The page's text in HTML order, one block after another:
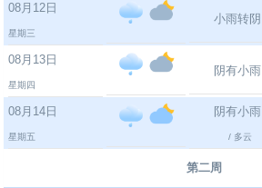
08月12日
星期三
小雨转阴
08月13日
星期四
阴有小雨
08月14日
星期五
阴有小雨
/ 多云
第二周